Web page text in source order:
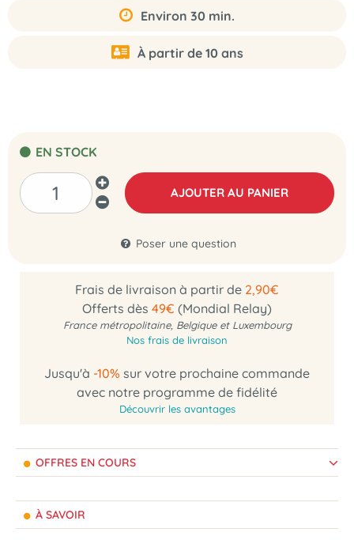
Environ 30 min.
À partir de 10 ans
EN STOCK
AJOUTER AU PANIER
Poser une question
Frais de livraison à partir de 2,90€
Offerts dès 49€ (Mondial Relay)
France métropolitaine, Belgique et Luxembourg
Nos frais de livraison
Jusqu'à -10% sur votre prochaine commande
avec notre programme de fidélité
Découvrir les avantages
OFFRES EN COURS
À SAVOIR